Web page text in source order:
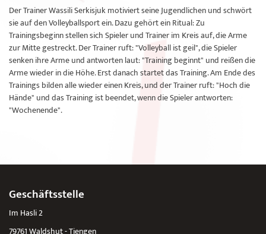
Der Trainer Wassili Serkisjuk motiviert seine Jugendlichen und schwört
sie auf den Volleyballsport ein. Dazu gehört ein Ritual: Zu
Trainingsbeginn stellen sich Spieler und Trainer im Kreis auf, die Arme
zur Mitte gestreckt. Der Trainer ruft: "Volleyball ist geil", die Spieler
senken ihre Arme und antworten laut: "Training beginnt" und reißen die
Arme wieder in die Höhe. Erst danach startet das Training. Am Ende des
Trainings bilden alle wieder einen Kreis, und der Trainer ruft: "Hoch die
Hände" und das Training ist beendet, wenn die Spieler antworten:
"Wochenende".
Geschäftsstelle
Im Hasli 2